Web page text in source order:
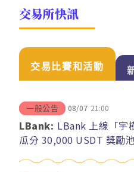
交易所快訊
交易比賽和活動
一般公告 08/07 21:00
LBank: LBank 上線「宇
瓜分 30,000 USDT 獎勵池